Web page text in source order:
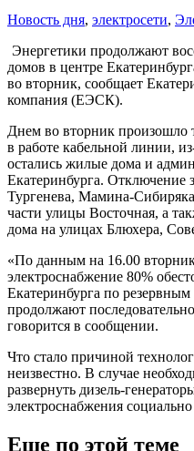
Новость дня, электросети,
Энергетики продолжают
домов в центре
во вторник, сообщает
компания (ЕЭСК).
Днем во вторник произошло
в работе кабельной линии,
остались жилые дома и
Екатеринбурга. Отключение
Тургенева, Мамина-
части улицы Восточная, а
дома на улицах Блюхера,
«По данным на 16.00
электроснабжение 80%
Екатеринбурга по
продолжают
говорится в сообщении.
Что стало причиной
неизвестно. В случае
развернуть дизель-
электроснабжения
Еще по этой теме